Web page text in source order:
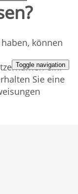
Toggle navigation
können
ein.
Sie eine